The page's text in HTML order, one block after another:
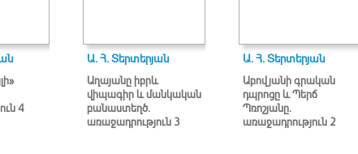
4
Ա. Հ. Տերտերյան
Աղայանը իբրև
վիպագիր և մանկական
բանաստեղծ.
առաջադրություն 3
Ա. Հ. Տերտերյան
Աբովյանի գրական
դպրոցը և Պերճ
Պռոշյանը.
առաջադրություն 2